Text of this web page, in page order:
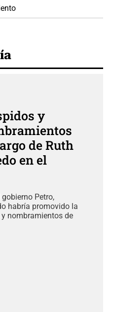
y
de Ruth
en el
Petro,
habría promovido la
nombramientos de